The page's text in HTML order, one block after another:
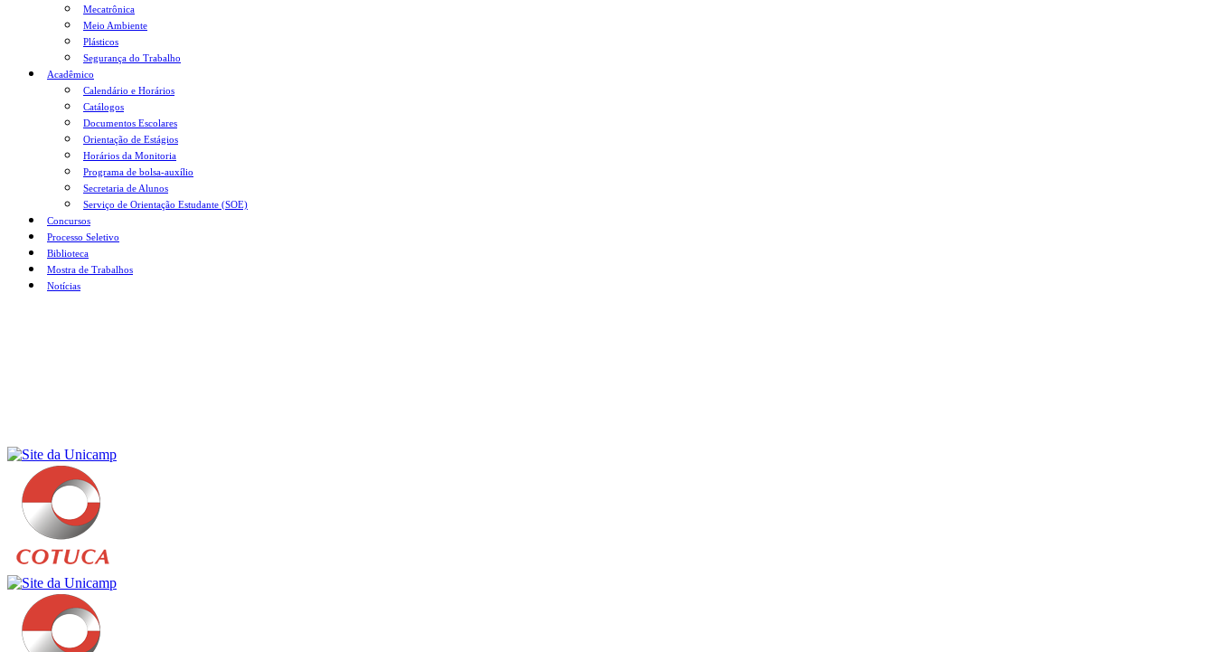
Mecatrônica
Meio Ambiente
Plásticos
Segurança do Trabalho
Acadêmico
Calendário e Horários
Catálogos
Documentos Escolares
Orientação de Estágios
Horários da Monitoria
Programa de bolsa-auxílio
Secretaria de Alunos
Serviço de Orientação Estudante (SOE)
Concursos
Processo Seletivo
Biblioteca
Mostra de Trabalhos
Notícias